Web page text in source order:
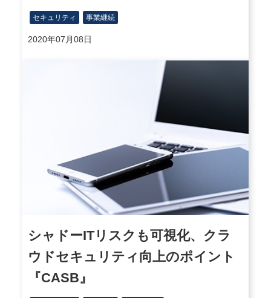
セキュリティ 事業継続
2020年07月08日
シャドーITリスクも可視化、クラ
ウドセキュリティ向上のポイント
『CASB』